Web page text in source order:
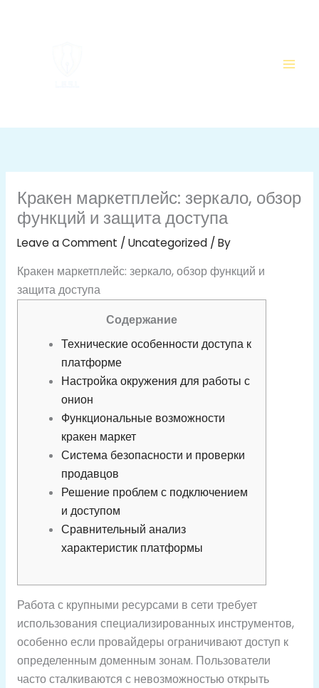
Кракен маркетплейс: зеркало, обзор
функций и защита доступа
Leave a Comment / Uncategorized/ By
Кракен маркетплейс: зеркало, обзор функций и
защита доступа
Содержание
Технические особенности доступа к
платформе
Настройка окружения для работы с
онион
Функциональные возможности
кракен маркет
Система безопасности и проверки
продавцов
Решение проблем с подключением
и доступом
Сравнительный анализ
характеристик платформы
Работа с крупными ресурсами в сети требует
использования специализированных инструментов,
особенно если провайдеры ограничивают доступ к
определенным доменным зонам. Пользователи
часто сталкиваются с невозможностью открыть